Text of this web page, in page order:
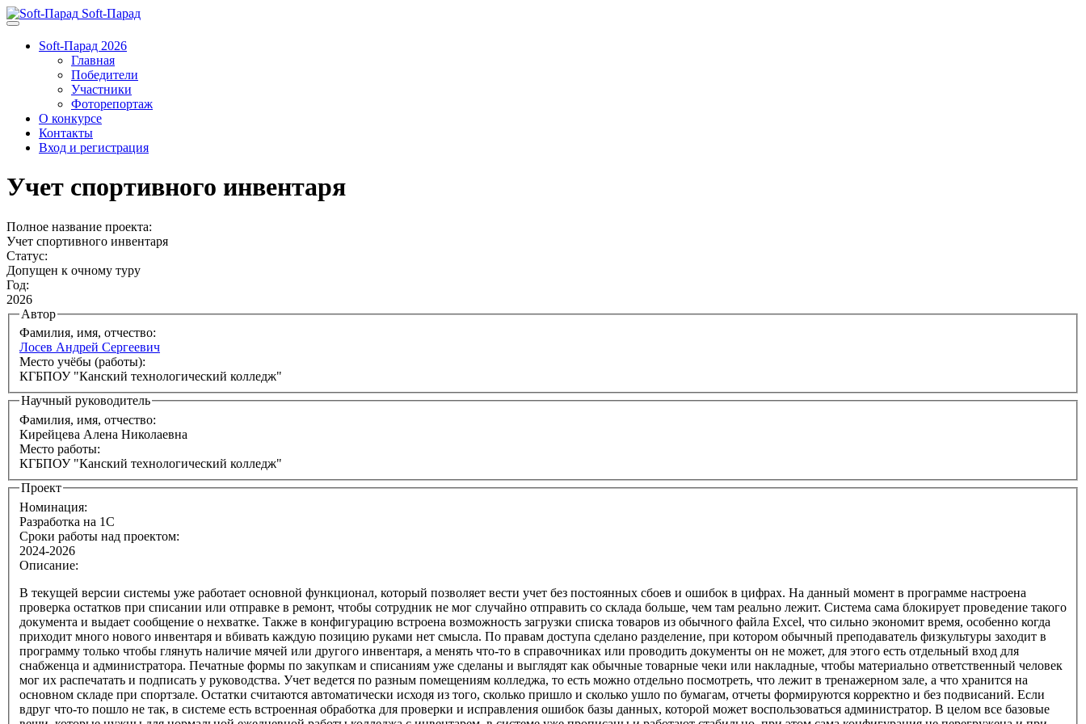
Soft-Парад
Soft-Парад 2026
Главная
Победители
Участники
Фоторепортаж
О конкурсе
Контакты
Вход и регистрация
Учет спортивного инвентаря
Полное название проекта:
Учет спортивного инвентаря
Статус:
Допущен к очному туру
Год:
2026
Автор
Фамилия, имя, отчество:
Лосев Андрей Сергеевич
Место учёбы (работы):
КГБПОУ "Канский технологический колледж"
Научный руководитель
Фамилия, имя, отчество:
Кирейцева Алена Николаевна
Место работы:
КГБПОУ "Канский технологический колледж"
Проект
Номинация:
Разработка на 1С
Сроки работы над проектом:
2024-2026
Описание:
В текущей версии системы уже работает основной функционал, который позволяет вести учет без постоянных сбоев и ошибок в цифрах. На данный момент в программе настроена
проверка остатков при списании или отправке в ремонт, чтобы сотрудник не мог случайно отправить со склада больше, чем там реально лежит. Система сама блокирует проведение такого
документа и выдает сообщение о нехватке. Также в конфигурацию встроена возможность загрузки списка товаров из обычного файла Excel, что сильно экономит время, особенно когда
приходит много нового инвентаря и вбивать каждую позицию руками нет смысла. По правам доступа сделано разделение, при котором обычный преподаватель физкультуры заходит в
программу только чтобы глянуть наличие мячей или другого инвентаря, а менять что-то в справочниках или проводить документы он не может, для этого есть отдельный вход для
снабженца и администратора. Печатные формы по закупкам и списаниям уже сделаны и выглядят как обычные товарные чеки или накладные, чтобы материально ответственный человек
мог их распечатать и подписать у руководства. Учет ведется по разным помещениям колледжа, то есть можно отдельно посмотреть, что лежит в тренажерном зале, а что хранится на
основном складе при спортзале. Остатки считаются автоматически исходя из того, сколько пришло и сколько ушло по бумагам, отчеты формируются корректно и без подвисаний. Если
вдруг что-то пошло не так, в системе есть встроенная обработка для проверки и исправления ошибок базы данных, которой может воспользоваться администратор. В целом все базовые